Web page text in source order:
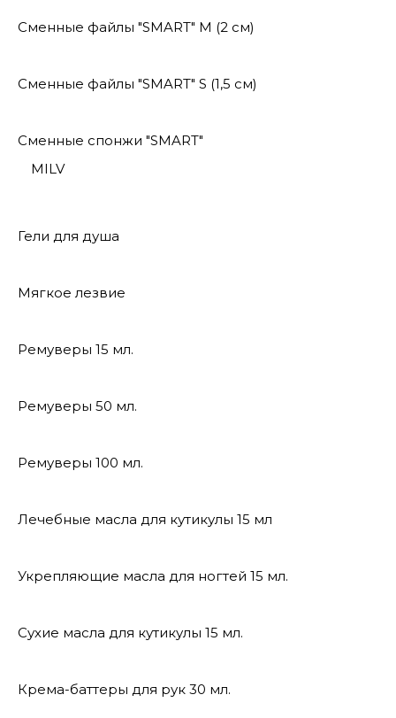
Сменные файлы "SMART" M (2 см)
Сменные файлы "SMART" S (1,5 см)
Сменные спонжи "SMART"
MILV
Гели для душа
Мягкое лезвие
Ремуверы 15 мл.
Ремуверы 50 мл.
Ремуверы 100 мл.
Лечебные масла для кутикулы 15 мл
Укрепляющие масла для ногтей 15 мл.
Сухие масла для кутикулы 15 мл.
Крема-баттеры для рук 30 мл.